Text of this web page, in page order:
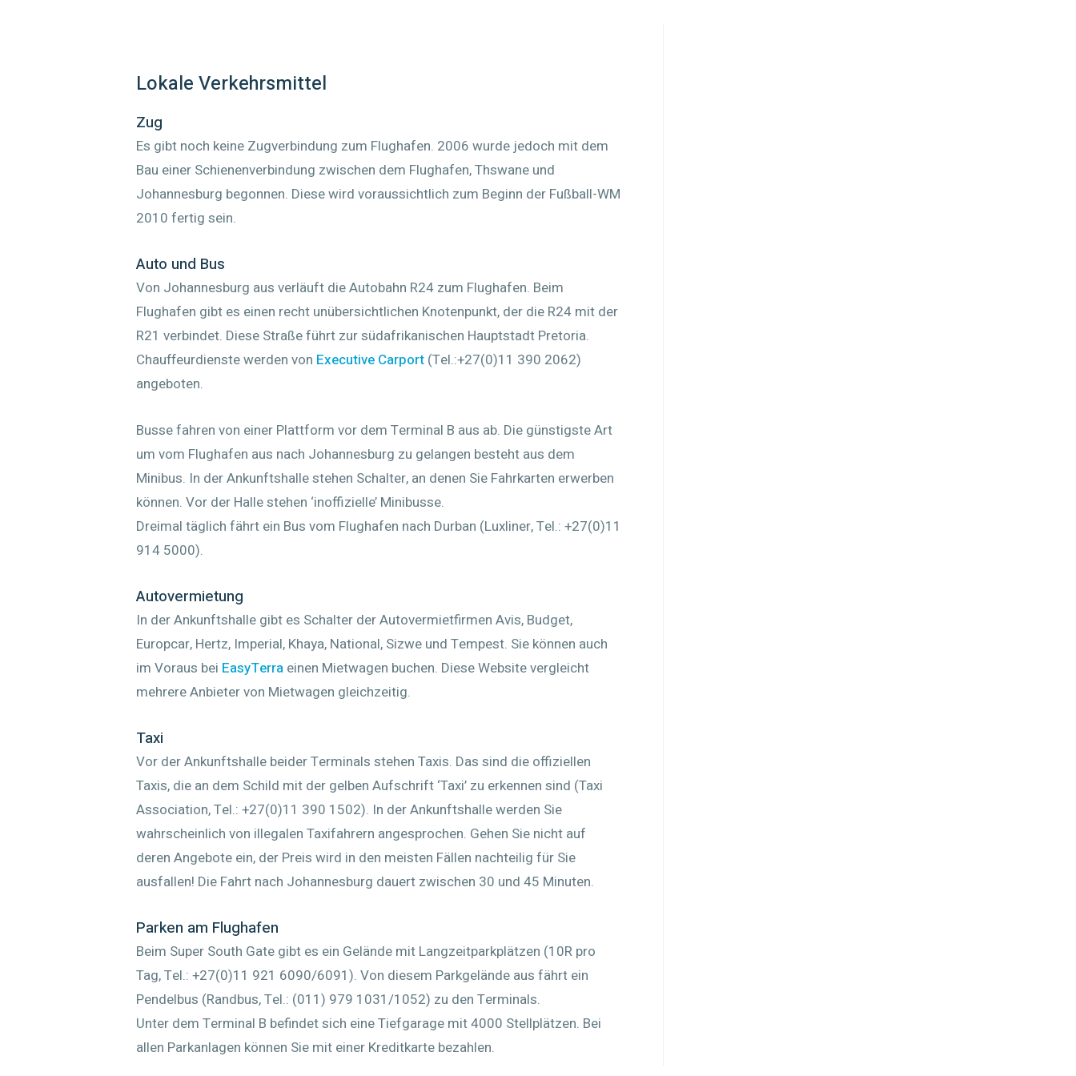
Lokale Verkehrsmittel
Zug
Es gibt noch keine Zugverbindung zum Flughafen. 2006 wurde jedoch mit dem
Bau einer Schienenverbindung zwischen dem Flughafen, Thswane und
Johannesburg begonnen. Diese wird voraussichtlich zum Beginn der Fußball-WM
2010 fertig sein.
Auto und Bus
Von Johannesburg aus verläuft die Autobahn R24 zum Flughafen. Beim
Flughafen gibt es einen recht unübersichtlichen Knotenpunkt, der die R24 mit der
R21 verbindet. Diese Straße führt zur südafrikanischen Hauptstadt Pretoria.
Chauffeurdienste werden von Executive Carport (Tel.:+27(0)11 390 2062)
angeboten.
Busse fahren von einer Plattform vor dem Terminal B aus ab. Die günstigste Art
um vom Flughafen aus nach Johannesburg zu gelangen besteht aus dem
Minibus. In der Ankunftshalle stehen Schalter, an denen Sie Fahrkarten erwerben
können. Vor der Halle stehen ‘inoffizielle’ Minibusse.
Dreimal täglich fährt ein Bus vom Flughafen nach Durban (Luxliner, Tel.: +27(0)11
914 5000).
Autovermietung
In der Ankunftshalle gibt es Schalter der Autovermietfirmen Avis, Budget,
Europcar, Hertz, Imperial, Khaya, National, Sizwe und Tempest. Sie können auch
im Voraus bei EasyTerra einen Mietwagen buchen. Diese Website vergleicht
mehrere Anbieter von Mietwagen gleichzeitig.
Taxi
Vor der Ankunftshalle beider Terminals stehen Taxis. Das sind die offiziellen
Taxis, die an dem Schild mit der gelben Aufschrift ‘Taxi’ zu erkennen sind (Taxi
Association, Tel.: +27(0)11 390 1502). In der Ankunftshalle werden Sie
wahrscheinlich von illegalen Taxifahrern angesprochen. Gehen Sie nicht auf
deren Angebote ein, der Preis wird in den meisten Fällen nachteilig für Sie
ausfallen! Die Fahrt nach Johannesburg dauert zwischen 30 und 45 Minuten.
Parken am Flughafen
Beim Super South Gate gibt es ein Gelände mit Langzeitparkplätzen (10R pro
Tag, Tel.: +27(0)11 921 6090/6091). Von diesem Parkgelände aus fährt ein
Pendelbus (Randbus, Tel.: (011) 979 1031/1052) zu den Terminals.
Unter dem Terminal B befindet sich eine Tiefgarage mit 4000 Stellplätzen. Bei
allen Parkanlagen können Sie mit einer Kreditkarte bezahlen.